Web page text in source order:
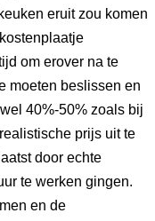
eruit zou komen
om erover na te
moeten beslissen en
40%-50% zoals bij
prijs uit te
door echte
te werken gingen.
en de